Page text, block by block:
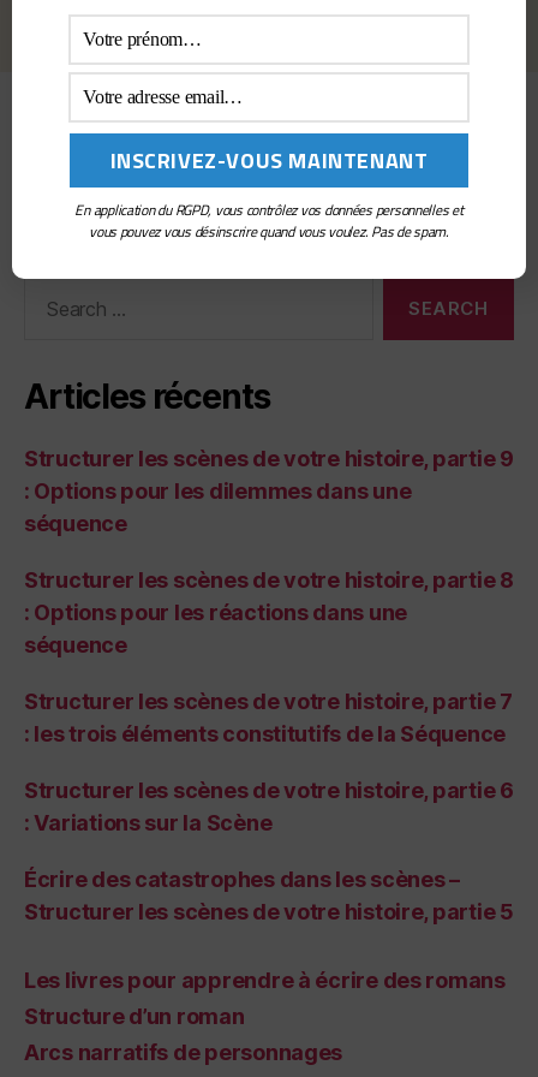
Accueil
Politique de confidentialité
Tous les articles
Articles récents
Structurer les scènes de votre histoire, partie 9
: Options pour les dilemmes dans une
séquence
Structurer les scènes de votre histoire, partie 8
: Options pour les réactions dans une
séquence
Structurer les scènes de votre histoire, partie 7
: les trois éléments constitutifs de la Séquence
Structurer les scènes de votre histoire, partie 6
: Variations sur la Scène
Écrire des catastrophes dans les scènes –
Structurer les scènes de votre histoire, partie 5
Les livres pour apprendre à écrire des romans
Structure d’un roman
Arcs narratifs de personnages
En application du RGPD, vous contrôlez vos données personnelles et
vous pouvez vous désinscrire quand vous voulez. Pas de spam.